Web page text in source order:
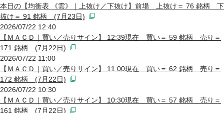
本日の【均衡表 《雲》｜上抜け／下抜け】前場 上抜け＝ 76 銘柄 下
抜け＝ 91 銘柄 (7月23日)
2026/07/22 12:40
【ＭＡＣＤ｜買い／売りサイン】 12:39現在 買い＝ 59 銘柄 売り＝
171 銘柄 (7月22日)
2026/07/22 11:00
【ＭＡＣＤ｜買い／売りサイン】 11:00現在 買い＝ 62 銘柄 売り＝
172 銘柄 (7月22日)
2026/07/22 10:30
【ＭＡＣＤ｜買い／売りサイン】 10:30現在 買い＝ 57 銘柄 売り＝
161 銘柄 (7月22日)